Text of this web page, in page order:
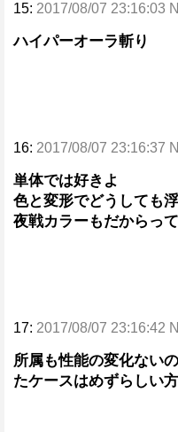
15: 2017/08/07 23:16:03
ハイパーオーラ斬り
16: 2017/08/07 23:16:37
単体では好きよ
色と変形でどうしても
夜戦カラーもだからっ
17: 2017/08/07 23:16:42
所属も性能の変化ない
たケースはめずらしい